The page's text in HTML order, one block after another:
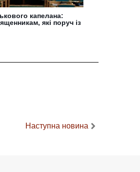
капелана:
які поруч із
Наступна новина